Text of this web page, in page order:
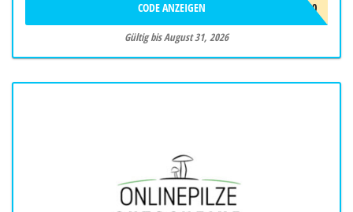
DOSIERLÖFFEL-600
CODE ANZEIGEN
Gültig bis August 31, 2026